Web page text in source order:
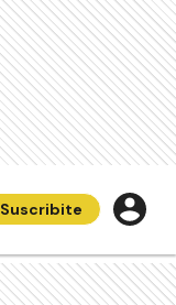
Suscribite